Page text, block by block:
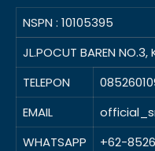
NSPN : 10105395
JL.POCUT BAREN NO.3,
TELEPON
EMAIL
WHATSAPP
+62-